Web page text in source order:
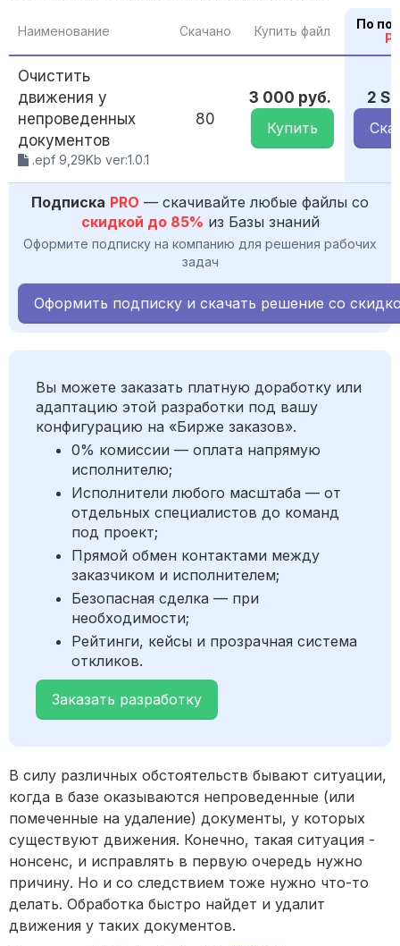
Наименование Скачано Купить файл
По
Очистить
движения у
непроведенных
документов
.epf 9,29Kb ver:1.0.1
80
3 000 руб.
Купить
2
Подписка PRO — скачивайте любые файлы со
скидкой до 85% из Базы знаний
Оформите подписку на компанию для решения рабочих
задач
Оформить подписку и скачать решение со
Вы можете заказать платную доработку или
адаптацию этой разработки под вашу
конфигурацию на «Бирже заказов».
0% комиссии — оплата напрямую
исполнителю;
Исполнители любого масштаба — от
отдельных специалистов до команд
под проект;
Прямой обмен контактами между
заказчиком и исполнителем;
Безопасная сделка — при
необходимости;
Рейтинги, кейсы и прозрачная система
откликов.
Заказать разработку
В силу различных обстоятельств бывают ситуации,
когда в базе оказываются непроведенные (или
помеченные на удаление) документы, у которых
существуют движения. Конечно, такая ситуация -
нонсенс, и исправлять в первую очередь нужно
причину. Но и со следствием тоже нужно что-то
делать. Обработка быстро найдет и удалит
движения у таких документов.